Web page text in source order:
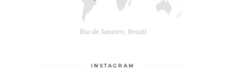
INSTAGRAM